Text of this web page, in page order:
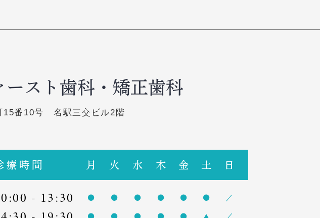
ースト歯科・矯正歯科
15番10号 名駅三交ビル2階
療時間 月 火 水 木 金 土 日
- 13:30